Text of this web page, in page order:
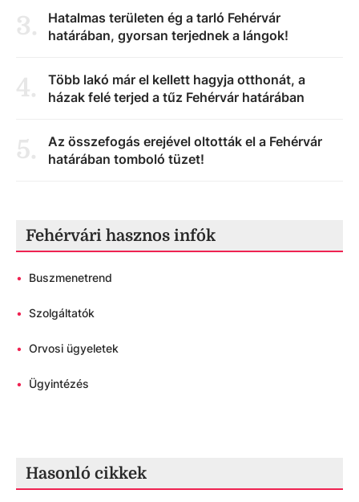
3.
Hatalmas területen ég a tarló Fehérvár
határában, gyorsan terjednek a lángok!
4.
Több lakó már el kellett hagyja otthonát, a
házak felé terjed a tűz Fehérvár határában
5.
Az összefogás erejével oltották el a Fehérvár
határában tomboló tüzet!
Fehérvári hasznos infók
• Buszmenetrend
• Szolgáltatók
• Orvosi ügyeletek
• Ügyintézés
Hasonló cikkek